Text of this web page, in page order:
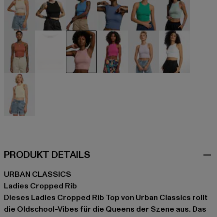
beige schwarzblau blau grün grün
orange
PRODUKT DETAILS
URBAN CLASSICS
Ladies Cropped Rib
Dieses Ladies Cropped Rib Top von Urban Classics rollt
die Oldschool-Vibes für die Queens der Szene aus. Das